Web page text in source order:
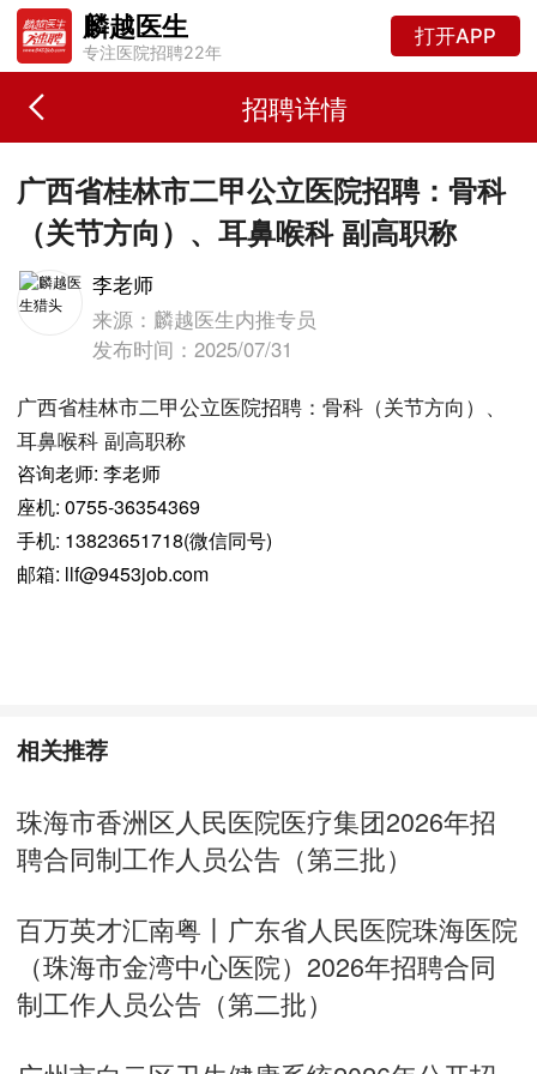
麟越医生
专注医院招聘22年
打开APP
招聘详情
广西省桂林市二甲公立医院招聘：骨科
（关节方向）、耳鼻喉科 副高职称
李老师
来源：麟越医生内推专员
发布时间：2025/07/31
广西省桂林市二甲公立医院招聘：骨科（关节方向）、
耳鼻喉科 副高职称
咨询老师: 李老师
座机: 0755-36354369
手机: 13823651718(微信同号)
邮箱: llf@9453job.com
相关推荐
珠海市香洲区人民医院医疗集团2026年招
聘合同制工作人员公告（第三批）
百万英才汇南粤丨广东省人民医院珠海医院
（珠海市金湾中心医院）2026年招聘合同
制工作人员公告（第二批）